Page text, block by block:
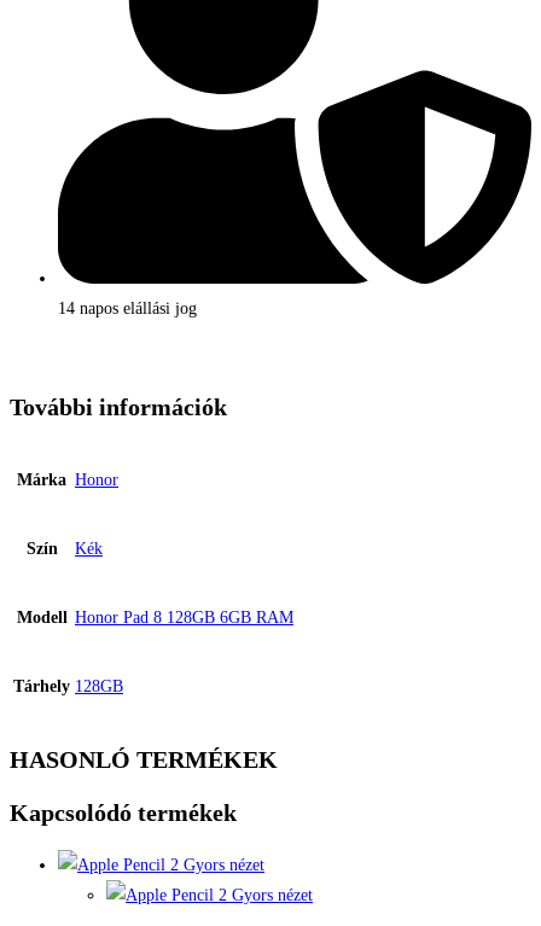
14 napos elállási jog
További információk
Márka Honor
Szín Kék
Modell Honor Pad 8 128GB 6GB RAM
Tárhely 128GB
HASONLÓ TERMÉKEK
Kapcsolódó termékek
Gyors nézet
Gyors nézet